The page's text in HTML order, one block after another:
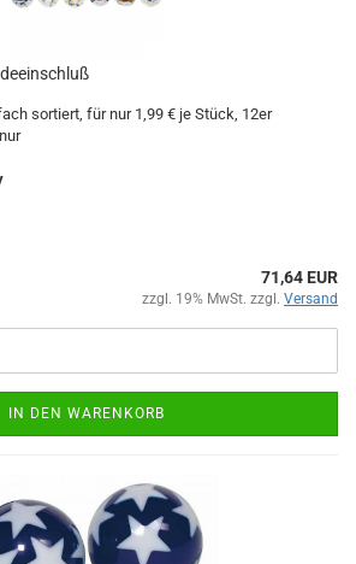
sortiert, für nur 1,99 € je Stück, 12er
71,64 EUR
zzgl. 19% MwSt. zzgl. Versand
IN DEN WARENKORB